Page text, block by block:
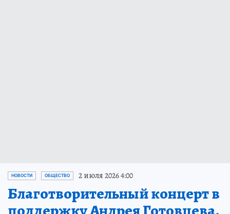
НОВОСТИ ОБЩЕСТВО 2 июля 2026 4:00
Благотворительный концерт в